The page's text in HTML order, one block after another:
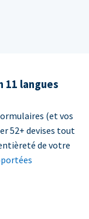
11 langues
(et vos
52+ devises tout
de votre